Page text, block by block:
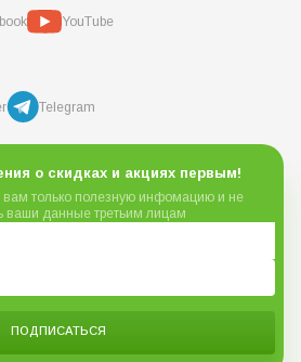
YouTube
Telegram
о скидках и акциях первым!
только полезную инфомацию и не
ваши данные третьим лицам
ПОДПИСАТЬСЯ